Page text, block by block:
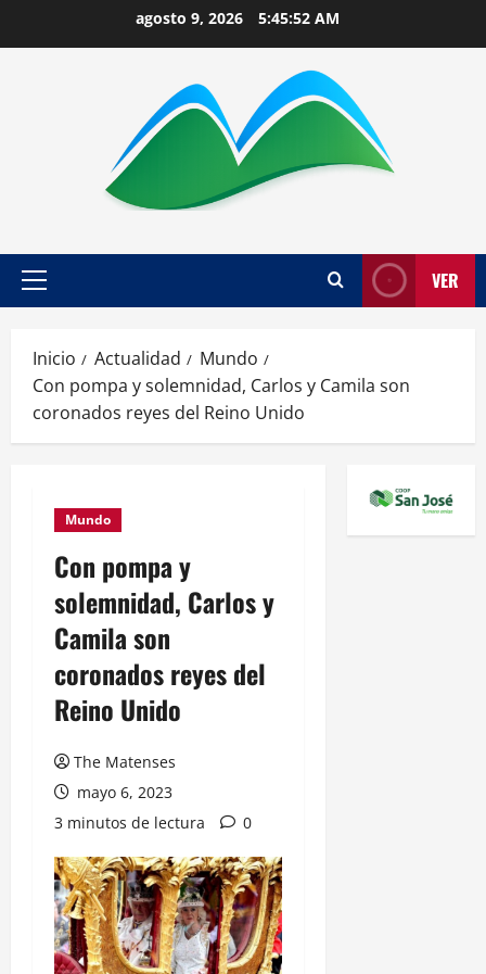
agosto 9, 2026 5:45:53 AM
Menú
VER
Inicio Actualidad
Mundo
Con pompa y solemnidad, Carlos y Camila son
coronados reyes del Reino Unido
Mundo
Con pompa y
solemnidad, Carlos y
Camila son
coronados reyes del
Reino Unido
The Matenses
mayo 6, 2023
3 minutos de lectura
0